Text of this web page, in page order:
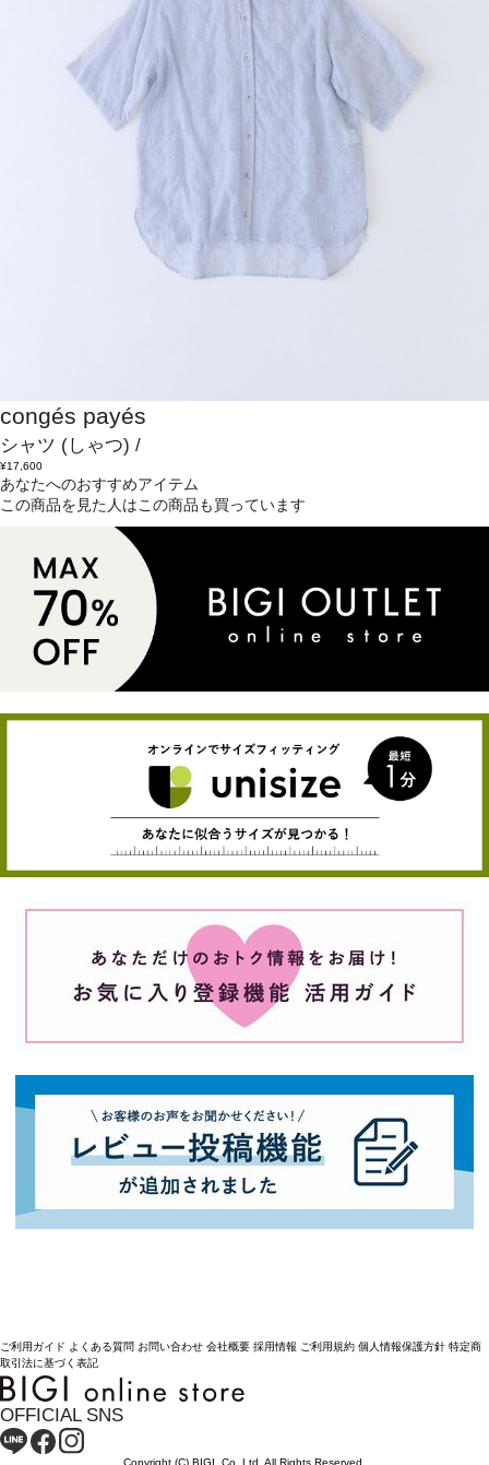
congés payés
シャツ (しゃつ) /
¥17,600
あなたへのおすすめアイテム
この商品を見た人はこの商品も買っています
ご利用ガイド よくある質問 お問い合わせ 会社概要 採用情報 ご利用規約 個人情報保護方針 特定商
取引法に基づく表記
OFFICIAL SNS
Copyright (C) BIGI. Co.,Ltd. All Rights Reserved.